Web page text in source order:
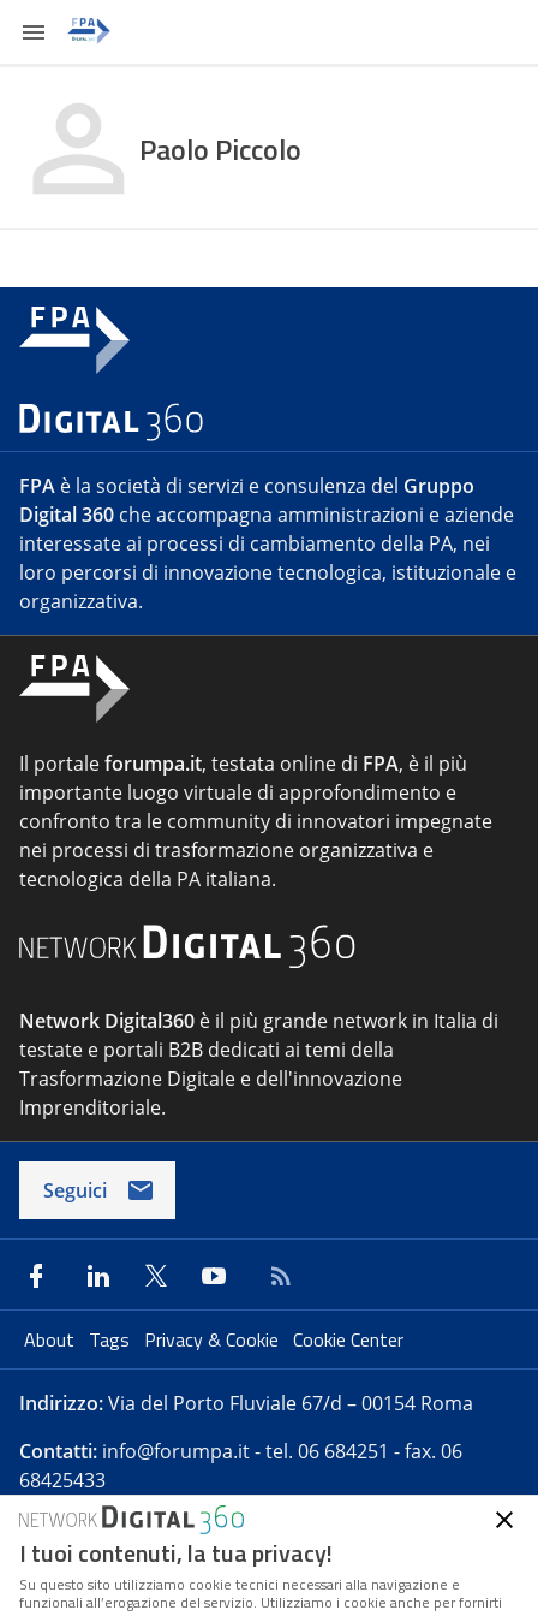
Paolo Piccolo
FPA è la società di servizi e consulenza del Gruppo
Digital 360 che accompagna amministrazioni e aziende
interessate ai processi di cambiamento della PA, nei
loro percorsi di innovazione tecnologica, istituzionale e
organizzativa.
Il portaleforumpa.it, testata online di FPA, è il più
importante luogo virtuale di approfondimento e
confronto tra le community di innovatori impegnate
nei processi di trasformazione organizzativa e
tecnologica della PA italiana.
Network Digital360 è il più grande network in Italia di
testate e portali B2B dedicati ai temi della
Trasformazione Digitale e dell'innovazione
Imprenditoriale.
Seguici
About Tags Privacy & Cookie Cookie Center
Indirizzo:Via del Porto Fluviale 67/d – 00154 Roma
Contatti: info@forumpa.it- tel. 06 684251 - fax. 06
68425433
Forumpa.itè una pubblicazione telematica iscritta
presso Registro della stampa del Tribunale di Roma -
Reg. n. 182 del 2 maggio 2008 - Direttore resp. Michela
I tuoi contenuti, la tua privacy!
Su questo sito utilizziamo cookie tecnici necessari alla navigazione e
funzionali all’erogazione del servizio. Utilizziamo i cookie anche per fornirti